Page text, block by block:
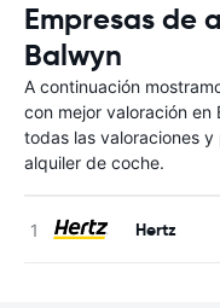
Empresas de
Balwyn
A continuación
con mejor valoración en
todas las valoraciones
alquiler de coche.
Hertz